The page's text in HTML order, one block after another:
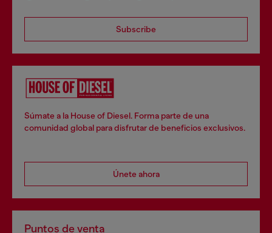
Subscribe
Súmate a la House of Diesel. Forma parte de una
comunidad global para disfrutar de beneficios exclusivos.
Únete ahora
Puntos de venta